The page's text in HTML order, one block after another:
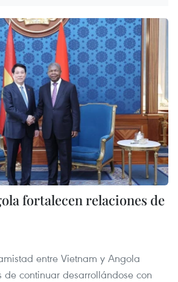
fortalecen relaciones de
entre Vietnam y Angola
de continuar desarrollándose con